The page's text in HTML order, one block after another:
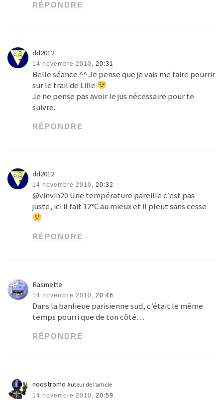
RÉPONDRE
dd2012
14 novembre 2010, 20:31
Belle séance ^^ Je pense que je vais me faire pourrir
sur le trail de Lille
Je ne pense pas avoir le jus nécessaire pour te
suivre.
RÉPONDRE
dd2012
14 novembre 2010, 20:32
@vinvin20 Une température pareille c’est pas
juste, ici il fait 12°C au mieux et il pleut sans cesse
RÉPONDRE
Rasmette
14 novembre 2010, 20:46
Dans la banlieue parisienne sud, c’était le même
temps pourri que de ton côté…
RÉPONDRE
noostromo Auteur de l’article
14 novembre 2010, 20:59